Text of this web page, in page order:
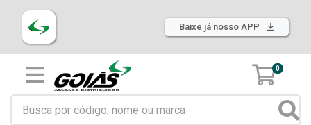
Baixe já nosso APP
0